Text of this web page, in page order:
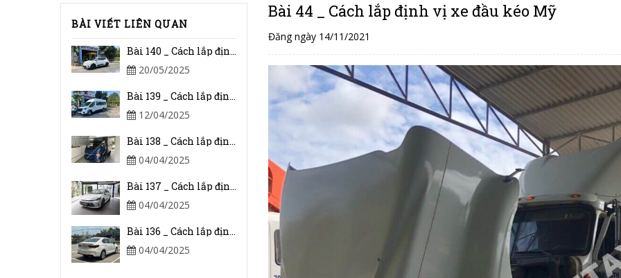
Bài 44 _ Cách lắp định vị xe đầu kéo Mỹ
Đăng ngày 14/11/2021
BÀI VIẾT LIÊN QUAN
Bài 140 _ Cách lắp định vị Adsun cho xe điện Vinfast VF e34
20/05/2025
Bài 139 _ Cách lắp định vị Adsun cho xe Ford Transit 2024
12/04/2025
Bài 138 _ Cách lắp định vị Adsun cho xe tải JAC 1.5 Tấn
04/04/2025
Bài 137 _ Cách lắp định vị cho xe Toyota Camry 2025
04/04/2025
Bài 136 _ Cách lắp định vị Adsun cho xe Honda Civic I-VTEC
04/04/2025